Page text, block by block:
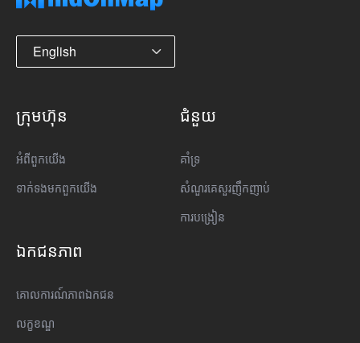
English
ក្រុមហ៊ុន
អំពី​ពួក​យើង
ទាក់ទង​មក​ពួក​យើង
ជំនួយ
គាំទ្រ
សំណួរគេសួរញឹកញាប់
ការបង្រៀន
ឯកជនភាព
គោលការណ៍​ភាព​ឯកជន
លក្ខខណ្ឌ